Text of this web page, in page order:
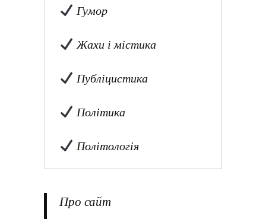
Гумор
Жахи і містика
Публіцистика
Політика
Політологія
Про сайт